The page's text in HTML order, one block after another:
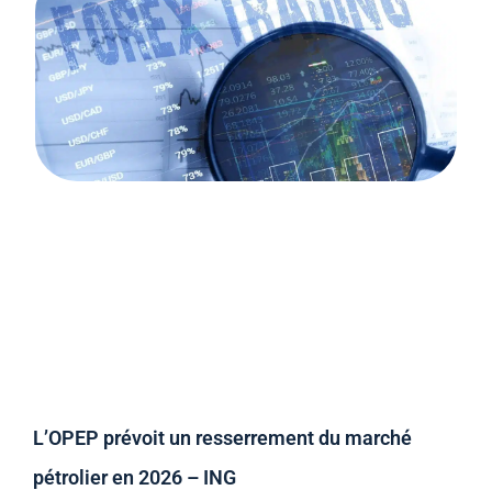
L’OPEP prévoit un resserrement du marché
pétrolier en 2026 – ING